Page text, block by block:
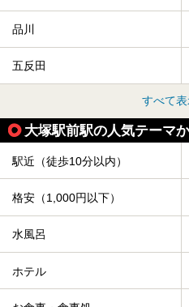
品川
五反田
すべて
大塚駅前駅の人気テーマ
駅近（徒歩10分以内）
格安（1,000円以下）
水風呂
ホテル